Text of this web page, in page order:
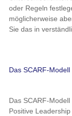
oder Regeln
möglicherweise
Sie das in
Das SCARF-
Das SCARF-
Positive